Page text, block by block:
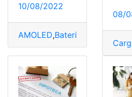
equipaje,estabilidad,movilidad,
10/08/2022
AMOLED,Batería
08/